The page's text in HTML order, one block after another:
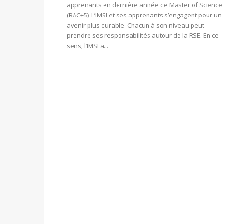
apprenants en dernière année de Master of Science
(BAC+5). L’IMSI et ses apprenants s’engagent pour un
avenir plus durable Chacun à son niveau peut
prendre ses responsabilités autour de la RSE. En ce
sens, l’IMSI a...